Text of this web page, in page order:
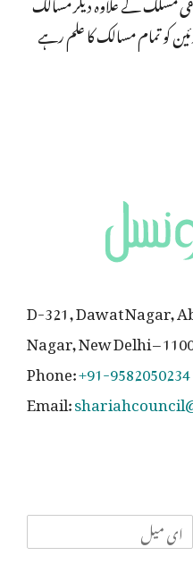
کو تمام مسالک کا علم رہے
D-321, Dawat Nagar,
Nagar, New Delhi –
Phone:+91-9582050234
Email: